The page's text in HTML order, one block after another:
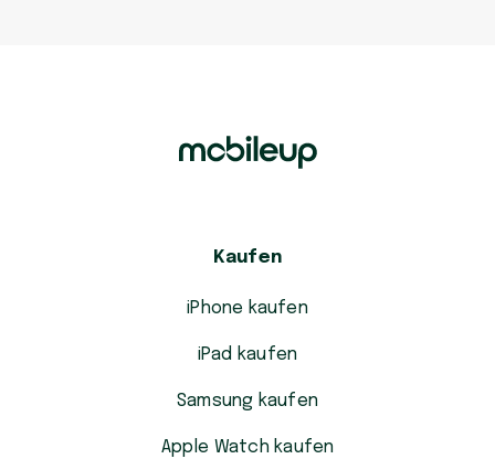
Kaufen
iPhone kaufen
iPad kaufen
Samsung kaufen
Apple Watch kaufen